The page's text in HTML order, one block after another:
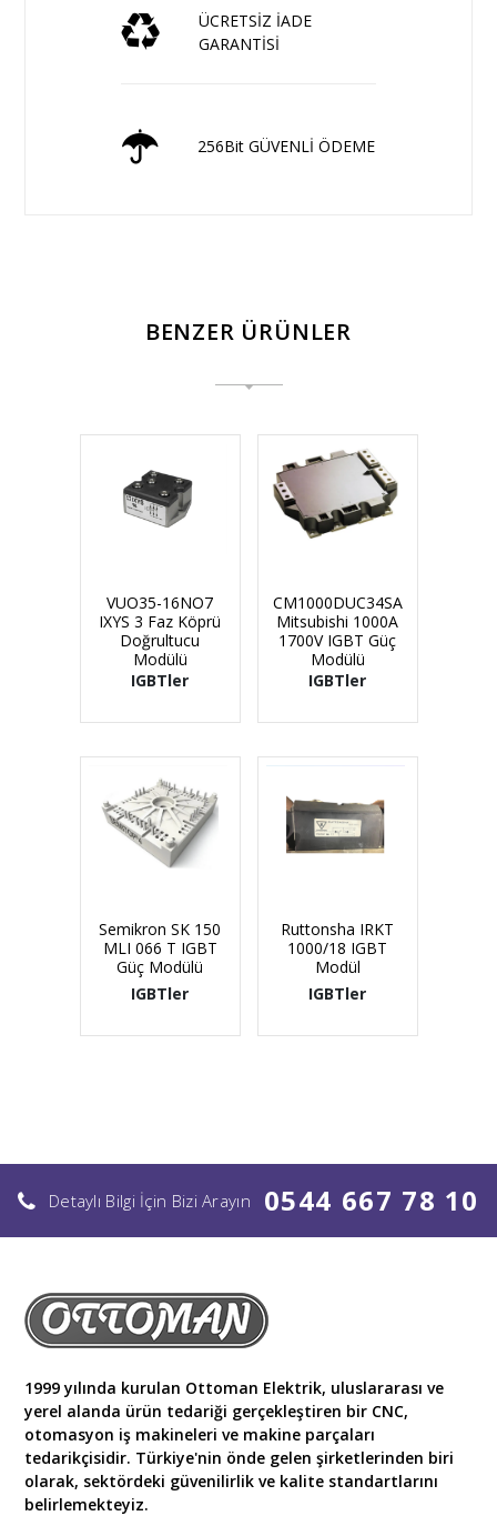
ÜCRETSİZ İADE
GARANTİSİ
256Bit GÜVENLİ ÖDEME
BENZER ÜRÜNLER
VUO35-16NO7
IXYS 3 Faz Köprü
Doğrultucu
Modülü
IGBTler
CM1000DUC34SA
Mitsubishi 1000A
1700V IGBT Güç
Modülü
IGBTler
Semikron SK 150
MLI 066 T IGBT
Güç Modülü
IGBTler
Ruttonsha IRKT
1000/18 IGBT
Modül
IGBTler
Detaylı Bilgi İçin Bizi Arayın 0544 667 78 10
1999 yılında kurulan Ottoman Elektrik, uluslararası ve
yerel alanda ürün tedariği gerçekleştiren bir CNC,
otomasyon iş makineleri ve makine parçaları
tedarikçisidir. Türkiye'nin önde gelen şirketlerinden biri
olarak, sektördeki güvenilirlik ve kalite standartlarını
belirlemekteyiz.